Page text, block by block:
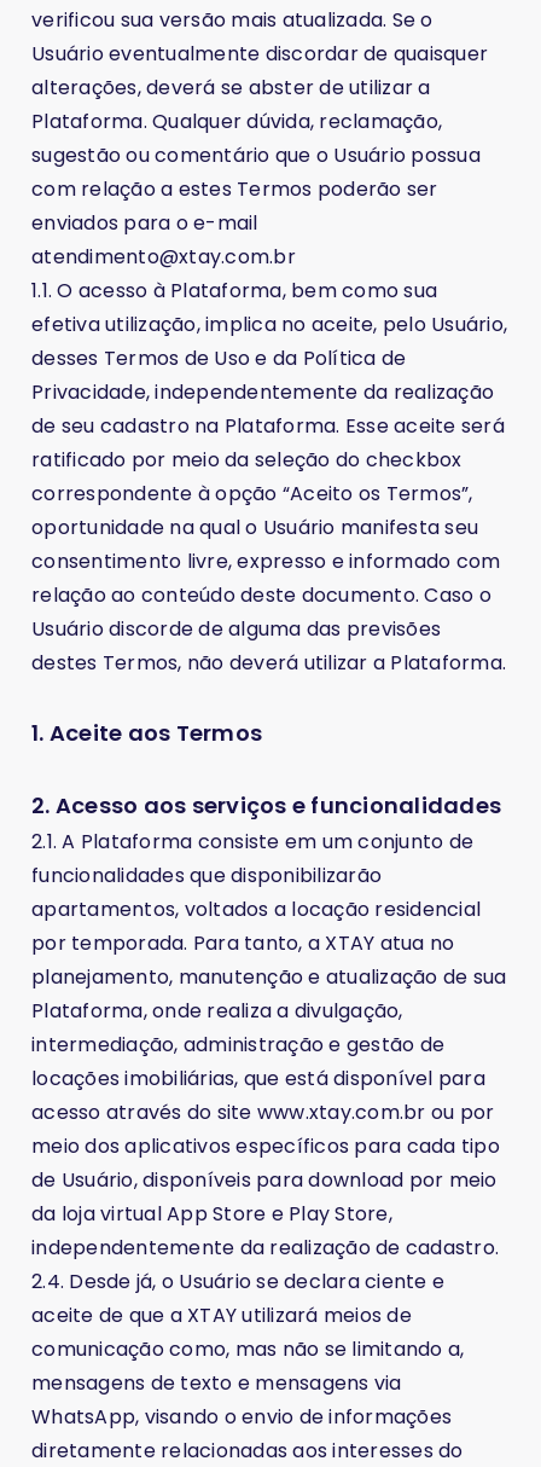
verificou sua versão mais atualizada. Se o
Usuário eventualmente discordar de quaisquer
alterações, deverá se abster de utilizar a
Plataforma. Qualquer dúvida, reclamação,
sugestão ou comentário que o Usuário possua
com relação a estes Termos poderão ser
enviados para o e-mail
atendimento@xtay.com.br
1.1. O acesso à Plataforma, bem como sua
efetiva utilização, implica no aceite, pelo Usuário,
desses Termos de Uso e da Política de
Privacidade, independentemente da realização
de seu cadastro na Plataforma. Esse aceite será
ratificado por meio da seleção do checkbox
correspondente à opção “Aceito os Termos”,
oportunidade na qual o Usuário manifesta seu
consentimento livre, expresso e informado com
relação ao conteúdo deste documento. Caso o
Usuário discorde de alguma das previsões
destes Termos, não deverá utilizar a Plataforma.
1. Aceite aos Termos
2. Acesso aos serviços e funcionalidades
2.1. A Plataforma consiste em um conjunto de
funcionalidades que disponibilizarão
apartamentos, voltados a locação residencial
por temporada. Para tanto, a XTAY atua no
planejamento, manutenção e atualização de sua
Plataforma, onde realiza a divulgação,
intermediação, administração e gestão de
locações imobiliárias, que está disponível para
acesso através do site www.xtay.com.br ou por
meio dos aplicativos específicos para cada tipo
de Usuário, disponíveis para download por meio
da loja virtual App Store e Play Store,
independentemente da realização de cadastro.
2.4. Desde já, o Usuário se declara ciente e
aceite de que a XTAY utilizará meios de
comunicação como, mas não se limitando a,
mensagens de texto e mensagens via
WhatsApp, visando o envio de informações
diretamente relacionadas aos interesses do